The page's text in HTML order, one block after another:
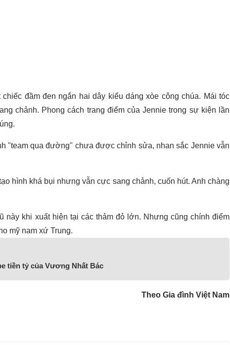
đầm đen ngắn hai dây kiểu dáng xòe công chúa. Mái tóc
chảnh. Phong cách trang điểm của Jennie trong sự kiện lần
"team qua đường" chưa được chỉnh sửa, nhan sắc Jennie vẫn
hình khá bụi nhưng vẫn cực sang chảnh, cuốn hút. Anh chàng
này khi xuất hiện tại các thảm đỏ lớn. Nhưng cũng chính điểm
mỹ nam xứ Trung.
tiền tỷ của Vương Nhất Bác
Theo Gia đình Việt Nam